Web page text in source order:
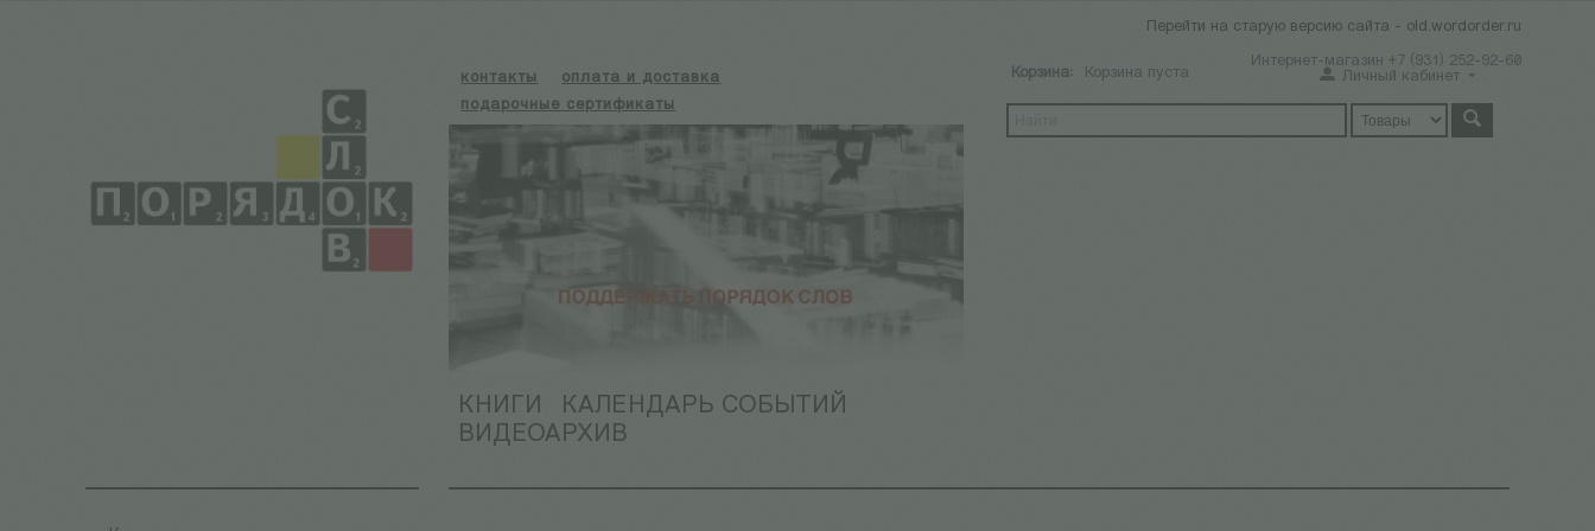
Перейти на старую версию сайта - old.wordorder.ru
Интернет-магазин +7 (931) 252-92-60
контакты
оплата и доставка
подарочные сертификаты
КНИГИ
КАЛЕНДАРЬ СОБЫТИЙ
ВИДЕОАРХИВ
Корзина: Корзина пуста Личный кабинет